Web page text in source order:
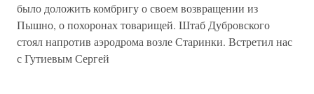
было доложить комбригу о своем возвращении из
Пышно, о похоронах товарищей. Штаб Дубровского
стоял напротив аэродрома возле Старинки. Встретил нас
с Гутиевым Сергей